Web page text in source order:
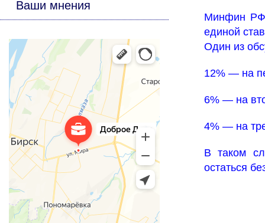
Ваши мнения
Минфин РФ
единой
Один из
12% — на
6% — на
4% — на
В таком
остаться